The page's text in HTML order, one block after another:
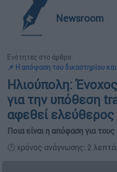
Newsroom
Ενότητες στο άρθρο:
📌 Η απόφαση του δικαστηρίου
Ηλιούπολη:
για την υπόθεση
αφεθεί ελεύθερος
Ποια είναι η απόφαση για
🕛 χρόνος ανάγνωσης: 2